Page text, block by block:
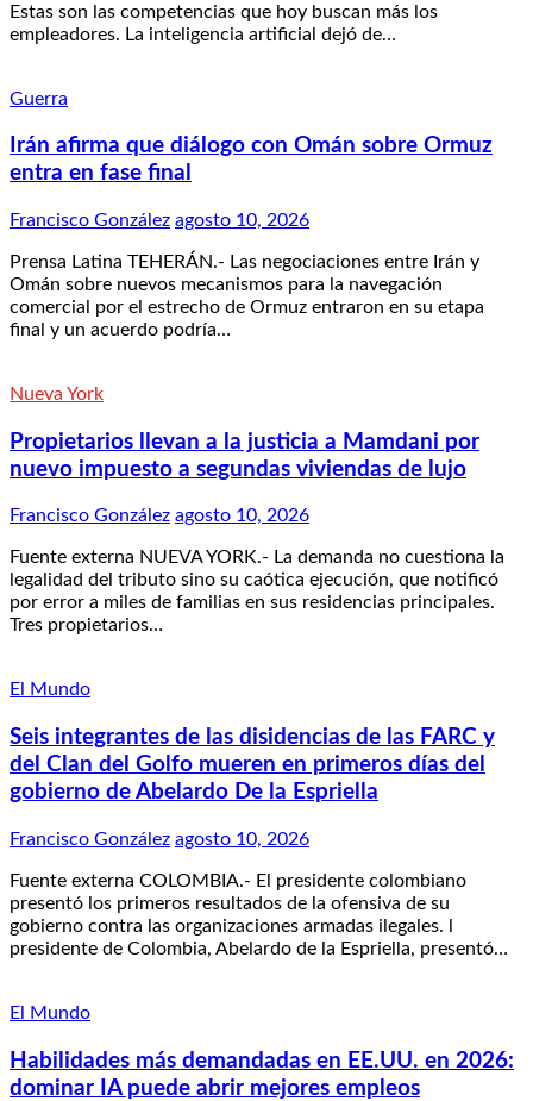
Estas son las competencias que hoy buscan más los
empleadores. La inteligencia artificial dejó de…
Guerra
Irán afirma que diálogo con Omán sobre Ormuz
entra en fase final
Francisco González agosto 10, 2026
Prensa Latina TEHERÁN.- Las negociaciones entre Irán y
Omán sobre nuevos mecanismos para la navegación
comercial por el estrecho de Ormuz entraron en su etapa
final y un acuerdo podría…
Nueva York
Propietarios llevan a la justicia a Mamdani por
nuevo impuesto a segundas viviendas de lujo
Francisco González agosto 10, 2026
Fuente externa NUEVA YORK.- La demanda no cuestiona la
legalidad del tributo sino su caótica ejecución, que notificó
por error a miles de familias en sus residencias principales.
Tres propietarios…
El Mundo
Seis integrantes de las disidencias de las FARC y
del Clan del Golfo mueren en primeros días del
gobierno de Abelardo De la Espriella
Francisco González agosto 10, 2026
Fuente externa COLOMBIA.- El presidente colombiano
presentó los primeros resultados de la ofensiva de su
gobierno contra las organizaciones armadas ilegales. l
presidente de Colombia, Abelardo de la Espriella, presentó…
El Mundo
Habilidades más demandadas en EE.UU. en 2026:
dominar IA puede abrir mejores empleos